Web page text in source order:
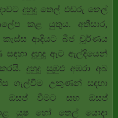
දුහුදු තෙල් එඬරු තෙල්
කළ යුතුය. අතීසාර,
කැස්ස ආදියට බීජ චූර්ණය
දුහුදු ඇට ඇල්දියෙන්
දුහුදු සුඹුළු අඹරා අබ
ගැල්වීම උකුණන් සඳහා
ඔසප් වීමට සහ ඔසප්
යුෂ හෝ තෙල් යොදා